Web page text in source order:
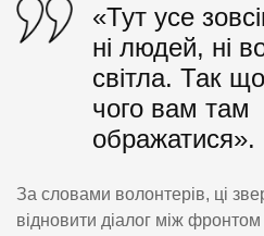
«Тут усе
ні людей, ні
світла. Так
чого вам там
ображатися».
За словами волонтерів, ці
відновити діалог між